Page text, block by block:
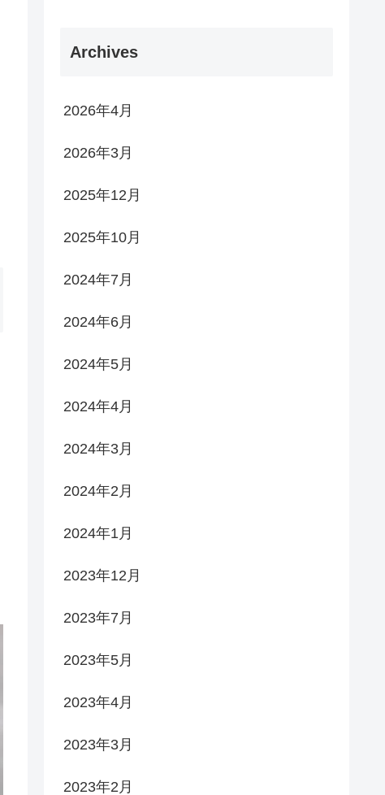
Archives
2026年4月
2026年3月
2025年12月
2025年10月
2024年7月
2024年6月
2024年5月
2024年4月
2024年3月
2024年2月
2024年1月
2023年12月
2023年7月
2023年5月
2023年4月
2023年3月
2023年2月